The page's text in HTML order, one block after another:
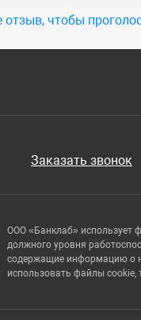
отзыв, чтобы
Заказать звонок
ООО «Банклаб» использует
должного уровня
содержащие информацию о
использовать файлы cookie,